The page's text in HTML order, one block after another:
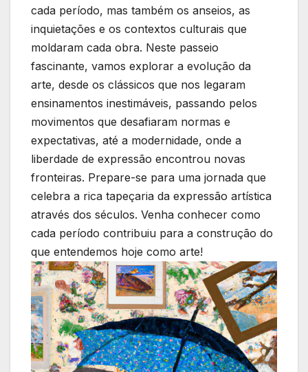
cada período, mas também os anseios, ‌as
inquietações e os contextos culturais que
moldaram cada obra. Neste passeio
fascinante, vamos explorar a evolução da
arte, desde os clássicos que nos legaram
ensinamentos inestimáveis, passando pelos
movimentos que desafiaram normas e
expectativas, até a modernidade, onde a
liberdade ‍de expressão encontrou novas
fronteiras. Prepare-se para uma jornada que
celebra⁢ a rica tapeçaria da expressão artística
através dos‌ séculos. Venha conhecer como⁣
cada período contribuiu para a construção do
que entendemos hoje como‍ arte!